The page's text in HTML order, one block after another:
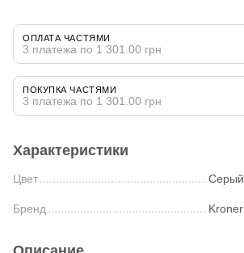
ОПЛАТА ЧАСТЯМИ
3 платежа по 1 301.00 грн
ПОКУПКА ЧАСТЯМИ
3 платежа по 1 301.00 грн
Характеристики
Цвет Серый
Бренд Kroner